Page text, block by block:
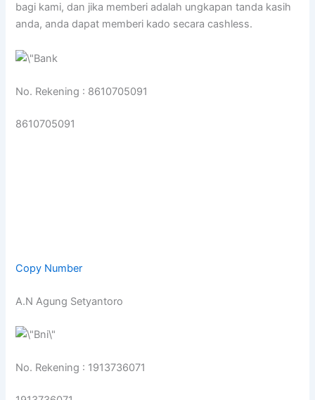
bagi kami, dan jika memberi adalah ungkapan tanda kasih
anda, anda dapat memberi kado secara cashless.
No. Rekening : 8610705091
8610705091
Copy Number
A.N Agung Setyantoro
No. Rekening : 1913736071